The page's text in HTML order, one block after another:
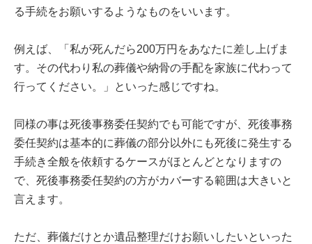
る手続をお願いするようなものをいいます。
例えば、「私が死んだら200万円をあなたに差し上げま
す。その代わり私の葬儀や納骨の手配を家族に代わって
行ってください。」といった感じですね。
同様の事は死後事務委任契約でも可能ですが、死後事務
委任契約は基本的に葬儀の部分以外にも死後に発生する
手続き全般を依頼するケースがほとんどとなりますの
で、死後事務委任契約の方がカバーする範囲は大きいと
言えます。
ただ、葬儀だけとか遺品整理だけお願いしたいといった